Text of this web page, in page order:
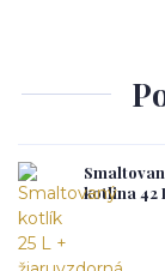
kotlina 42